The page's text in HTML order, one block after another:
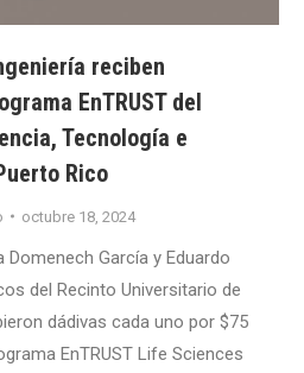
reciben
EnTRUST del
Tecnología e
Rico
octubre 18, 2024
García y Eduardo
del Recinto Universitario de
dádivas cada uno por $75
EnTRUST Life Sciences